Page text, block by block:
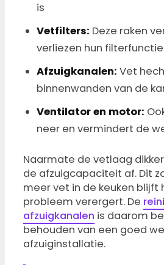
is
Vetfilters: Deze raken
verliezen hun filterfunctie
Afzuigkanalen: Vet
binnenwanden van de
Ventilator en motor:
neer en vermindert de
Naarmate de vetlaag
de afzuigcapaciteit af. Dit
meer vet in de keuken blijft
probleem verergert. De
afzuigkanalen is daarom
behouden van een goed
afzuiginstallatie.